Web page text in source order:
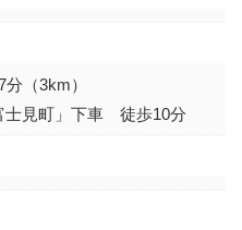
（3km）
士見町」下車 徒歩10分